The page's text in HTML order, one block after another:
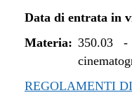
Data di entrata in
Materia: 350.03
REGOLAMENTI